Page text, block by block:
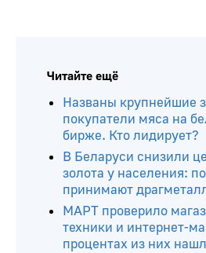
Читайте ещё
Названы крупнейшие
покупатели мяса на
бирже. Кто лидирует?
В Беларуси снизили
золота у населения:
принимают
МАРТ проверило
техники и интернет-
процентах из них